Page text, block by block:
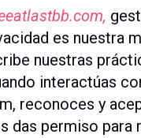
es nuestra
nuestras
interactúas
reconoces y
das permiso